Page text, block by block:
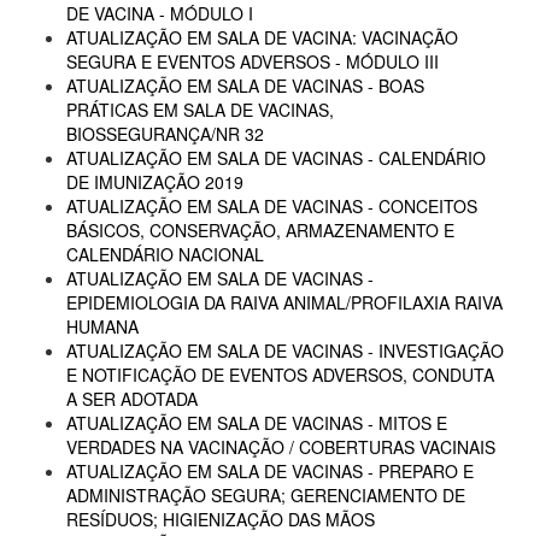
DE VACINA - MÓDULO I
ATUALIZAÇÃO EM SALA DE VACINA: VACINAÇÃO
SEGURA E EVENTOS ADVERSOS - MÓDULO III
ATUALIZAÇÃO EM SALA DE VACINAS - BOAS
PRÁTICAS EM SALA DE VACINAS,
BIOSSEGURANÇA/NR 32
ATUALIZAÇÃO EM SALA DE VACINAS - CALENDÁRIO
DE IMUNIZAÇÃO 2019
ATUALIZAÇÃO EM SALA DE VACINAS - CONCEITOS
BÁSICOS, CONSERVAÇÃO, ARMAZENAMENTO E
CALENDÁRIO NACIONAL
ATUALIZAÇÃO EM SALA DE VACINAS -
EPIDEMIOLOGIA DA RAIVA ANIMAL/PROFILAXIA RAIVA
HUMANA
ATUALIZAÇÃO EM SALA DE VACINAS - INVESTIGAÇÃO
E NOTIFICAÇÃO DE EVENTOS ADVERSOS, CONDUTA
A SER ADOTADA
ATUALIZAÇÃO EM SALA DE VACINAS - MITOS E
VERDADES NA VACINAÇÃO / COBERTURAS VACINAIS
ATUALIZAÇÃO EM SALA DE VACINAS - PREPARO E
ADMINISTRAÇÃO SEGURA; GERENCIAMENTO DE
RESÍDUOS; HIGIENIZAÇÃO DAS MÃOS